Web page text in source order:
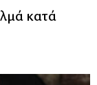
κατά